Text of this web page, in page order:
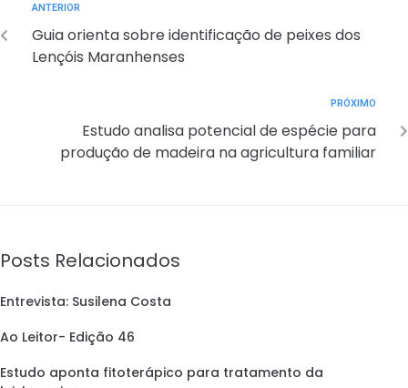
ANTERIOR
Guia orienta sobre identificação de peixes dos
Lençóis Maranhenses
PRÓXIMO
Estudo analisa potencial de espécie para
produção de madeira na agricultura familiar
Posts Relacionados
Entrevista: Susilena Costa
Ao Leitor- Edição 46
Estudo aponta fitoterápico para tratamento da